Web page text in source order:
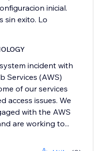
inicial.
sin exito. Lo
incident with
Services (AWS)
of our services
access issues. We
with the AWS
are working to...